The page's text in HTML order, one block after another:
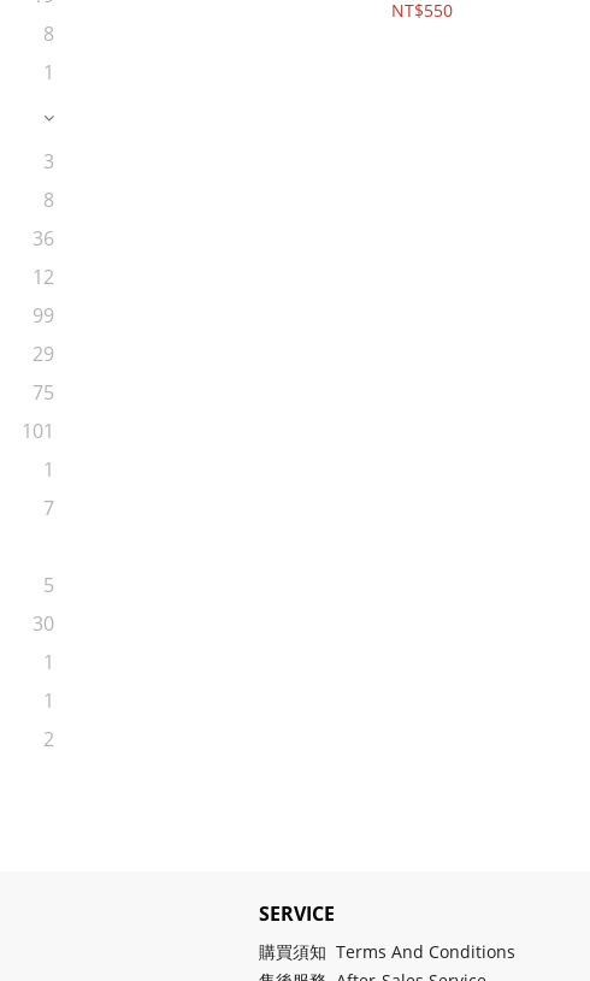
8
1
3
8
36
12
99
29
75
101
1
7
5
30
1
1
2
NT$550
SERVICE
購買須知 Terms And Conditions